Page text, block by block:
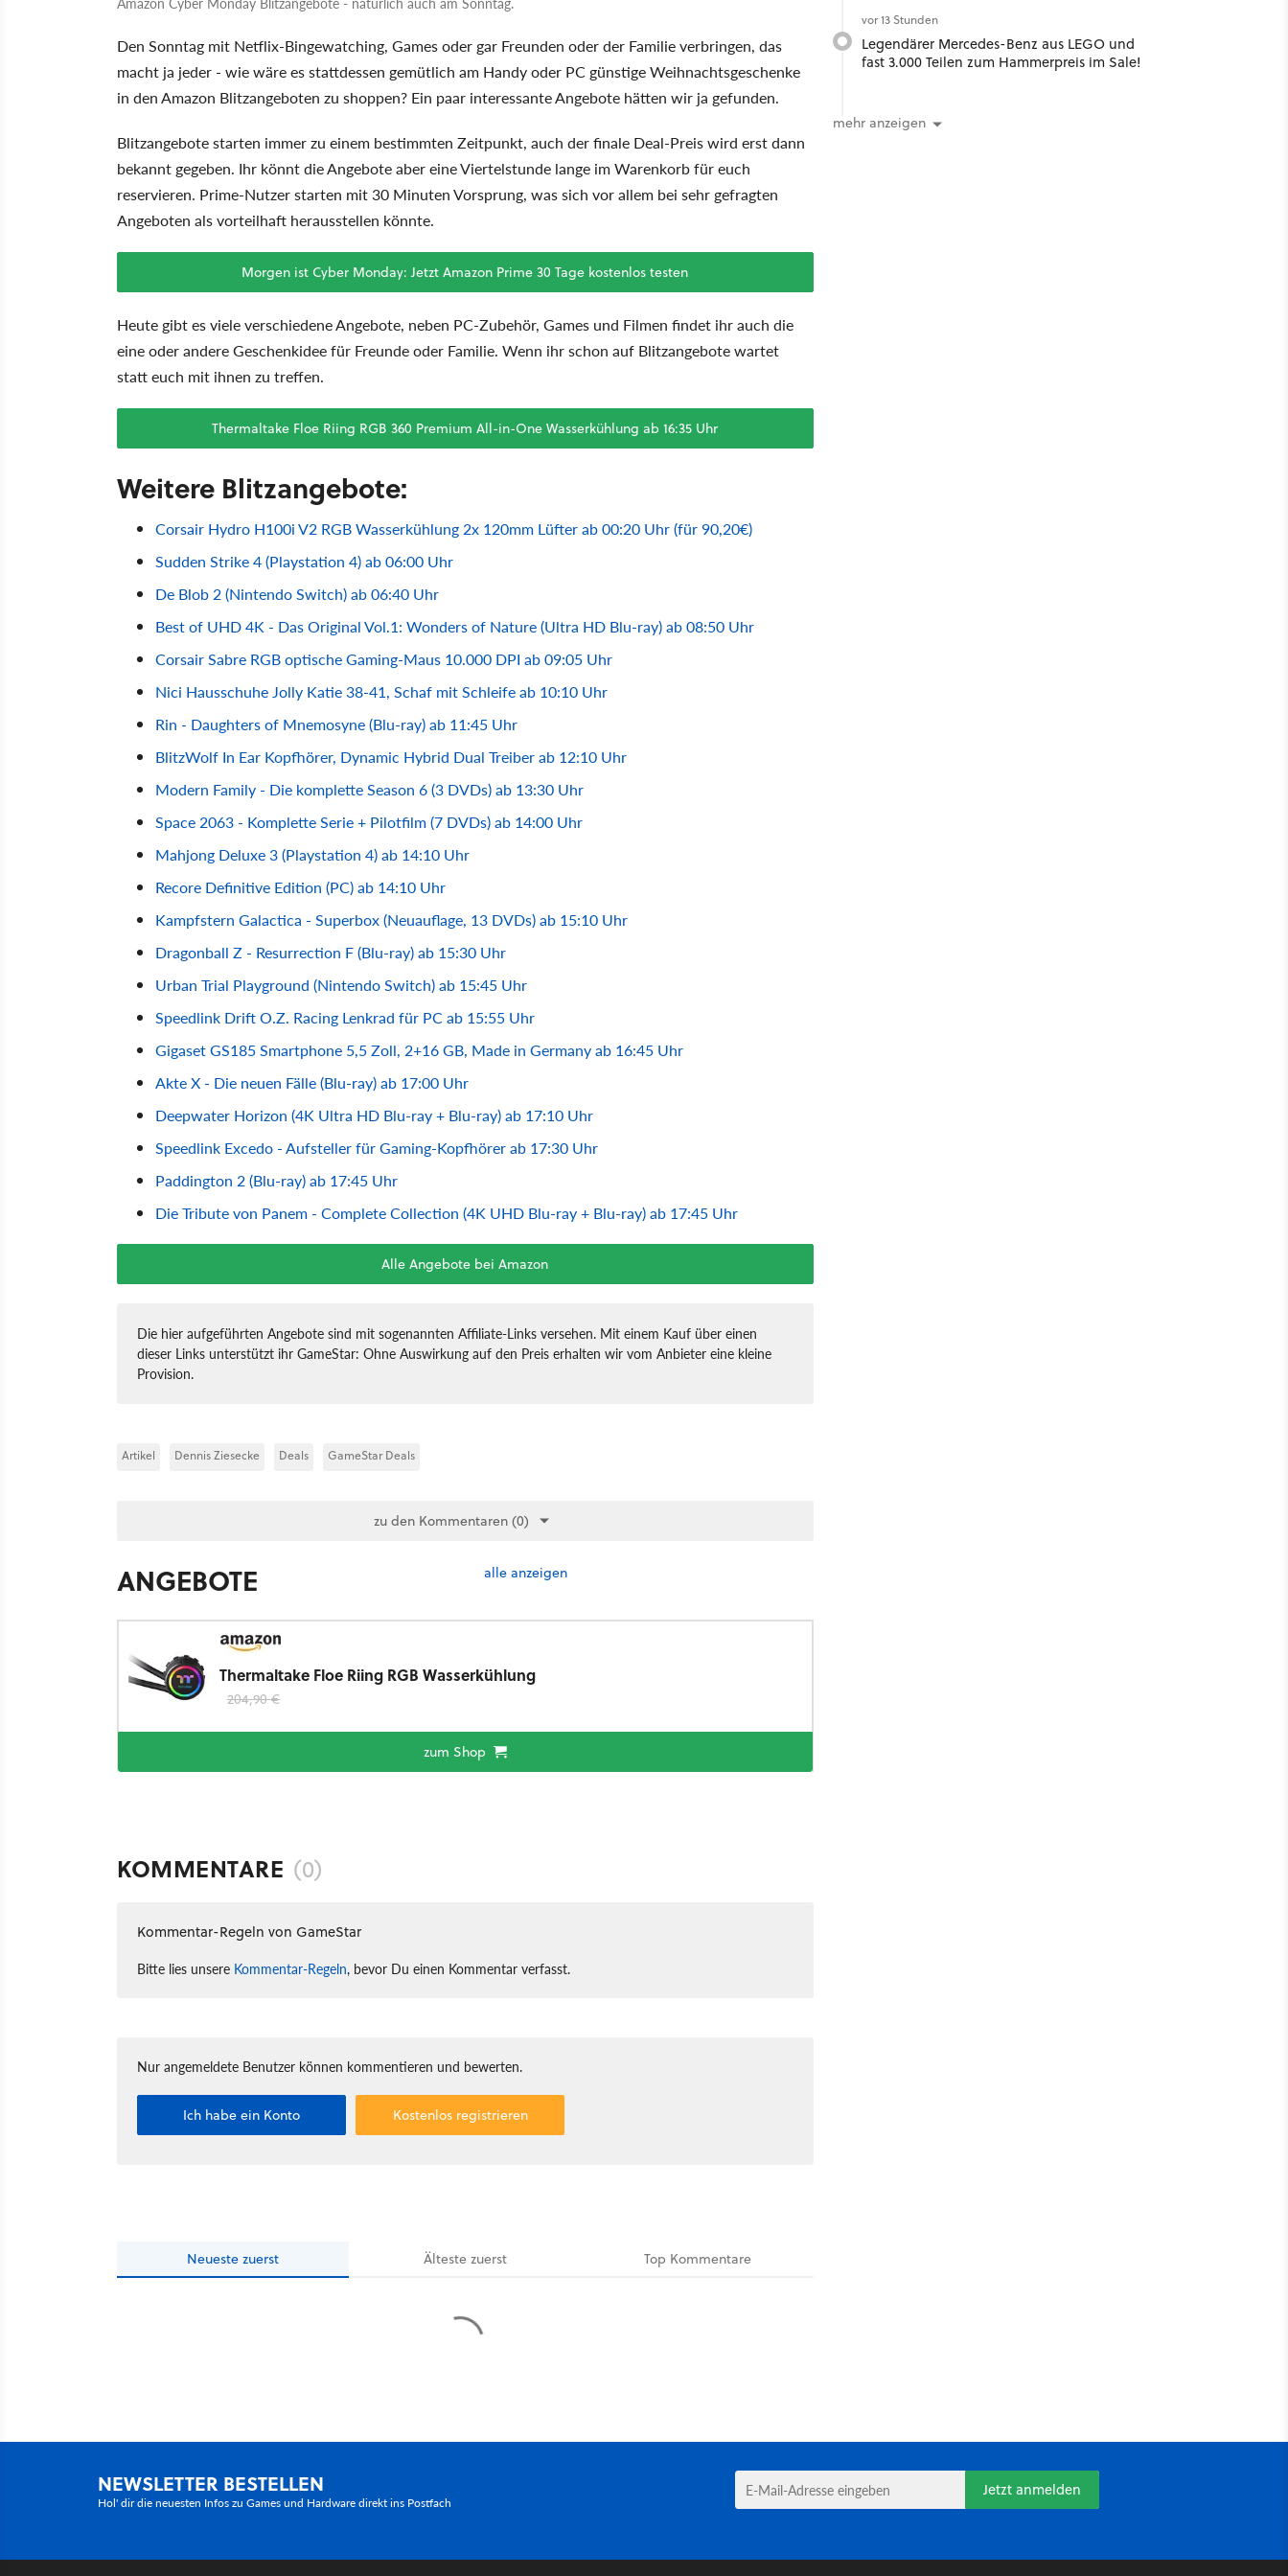
Den Sonntag mit Netflix-Bingewatching, Games oder gar Freunden oder der Familie verbringen, das
macht ja jeder - wie wäre es stattdessen gemütlich am Handy oder PC günstige Weihnachtsgeschenke
in den Amazon Blitzangeboten zu shoppen? Ein paar interessante Angebote hätten wir ja gefunden.
Blitzangebote starten immer zu einem bestimmten Zeitpunkt, auch der finale Deal-Preis wird erst dann
bekannt gegeben. Ihr könnt die Angebote aber eine Viertelstunde lange im Warenkorb für euch
reservieren. Prime-Nutzer starten mit 30 Minuten Vorsprung, was sich vor allem bei sehr gefragten
Angeboten als vorteilhaft herausstellen könnte.
Morgen ist Cyber Monday: Jetzt Amazon Prime 30 Tage kostenlos testen
Heute gibt es viele verschiedene Angebote, neben PC-Zubehör, Games und Filmen findet ihr auch die
eine oder andere Geschenkidee für Freunde oder Familie. Wenn ihr schon auf Blitzangebote wartet
statt euch mit ihnen zu treffen.
Thermaltake Floe Riing RGB 360 Premium All-in-One Wasserkühlung ab 16:35 Uhr
Weitere Blitzangebote:
Corsair Hydro H100i V2 RGB Wasserkühlung 2x 120mm Lüfter ab 00:20 Uhr (für 90,20€)
Sudden Strike 4 (Playstation 4) ab 06:00 Uhr
De Blob 2 (Nintendo Switch) ab 06:40 Uhr
Best of UHD 4K - Das Original Vol.1: Wonders of Nature (Ultra HD Blu-ray) ab 08:50 Uhr
Corsair Sabre RGB optische Gaming-Maus 10.000 DPI ab 09:05 Uhr
Nici Hausschuhe Jolly Katie 38-41, Schaf mit Schleife ab 10:10 Uhr
Rin - Daughters of Mnemosyne (Blu-ray) ab 11:45 Uhr
BlitzWolf In Ear Kopfhörer, Dynamic Hybrid Dual Treiber ab 12:10 Uhr
Modern Family - Die komplette Season 6 (3 DVDs) ab 13:30 Uhr
Space 2063 - Komplette Serie + Pilotfilm (7 DVDs) ab 14:00 Uhr
Mahjong Deluxe 3 (Playstation 4) ab 14:10 Uhr
Recore Definitive Edition (PC) ab 14:10 Uhr
Kampfstern Galactica - Superbox (Neuauflage, 13 DVDs) ab 15:10 Uhr
Dragonball Z - Resurrection F (Blu-ray) ab 15:30 Uhr
Urban Trial Playground (Nintendo Switch) ab 15:45 Uhr
Speedlink Drift O.Z. Racing Lenkrad für PC ab 15:55 Uhr
Gigaset GS185 Smartphone 5,5 Zoll, 2+16 GB, Made in Germany ab 16:45 Uhr
Akte X - Die neuen Fälle (Blu-ray) ab 17:00 Uhr
Deepwater Horizon (4K Ultra HD Blu-ray + Blu-ray) ab 17:10 Uhr
Speedlink Excedo - Aufsteller für Gaming-Kopfhörer ab 17:30 Uhr
Paddington 2 (Blu-ray) ab 17:45 Uhr
Die Tribute von Panem - Complete Collection (4K UHD Blu-ray + Blu-ray) ab 17:45 Uhr
Alle Angebote bei Amazon
Die hier aufgeführten Angebote sind mit sogenannten Affiliate-Links versehen. Mit einem Kauf über einen
dieser Links unterstützt ihr GameStar: Ohne Auswirkung auf den Preis erhalten wir vom Anbieter eine kleine
Provision.
Artikel Dennis Ziesecke Deals GameStar Deals
zu den Kommentaren (0)
ANGEBOTE alle anzeigen
Thermaltake Floe Riing RGB Wasserkühlung
204,90 €
zum Shop
KOMMENTARE (0)
Kommentar-Regeln von GameStar
Bitte lies unsere Kommentar-Regeln, bevor Du einen Kommentar verfasst.
Nur angemeldete Benutzer können kommentieren und bewerten.
Ich habe ein Konto Kostenlos registrieren
Neueste zuerst Ältestezuerst Top Kommentare
vor 13 Stunden
Legendärer Mercedes-Benz aus LEGO und
fast 3.000 Teilen zum Hammerpreis im Sale!
mehr anzeigen
NEWSLETTER BESTELLEN
Hol' dir die neuesten Infos zu Games und Hardware direkt ins Postfach
Jetzt anmelden